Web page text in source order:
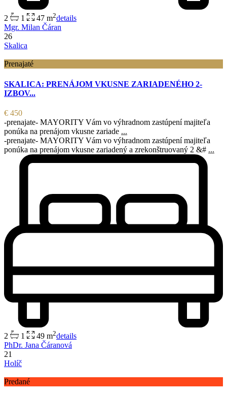
2 1 47 m2details
Mgr. Milan Čáran
26
Skalica
Prenajaté
SKALICA: PRENÁJOM VKUSNE ZARIADENÉHO 2-
IZBOV...
€ 450
-prenajate- MAYORITY Vám vo výhradnom zastúpení majiteľa
ponúka na prenájom vkusne zariade ...
-prenajate- MAYORITY Vám vo výhradnom zastúpení majiteľa
ponúka na prenájom vkusne zariadený a zrekonštruovaný 2 &# ...
2 1 49 m2details
PhDr. Jana Čáranová
21
Holíč
Predané